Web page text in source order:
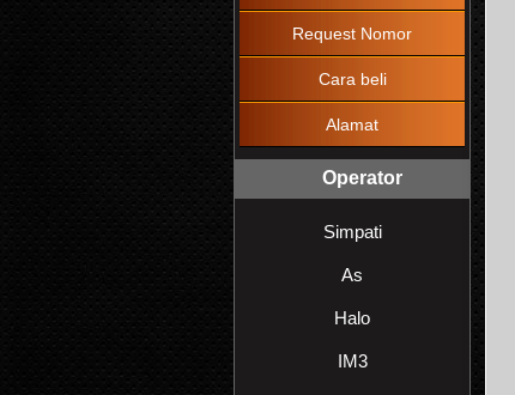
Request Nomor
Cara beli
Alamat
Operator
Simpati
As
Halo
IM3